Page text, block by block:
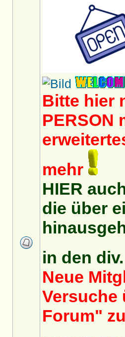
Bitte hier
PERSON
mehr
HIER
die über
in den
Neue
Versuche
Forum"